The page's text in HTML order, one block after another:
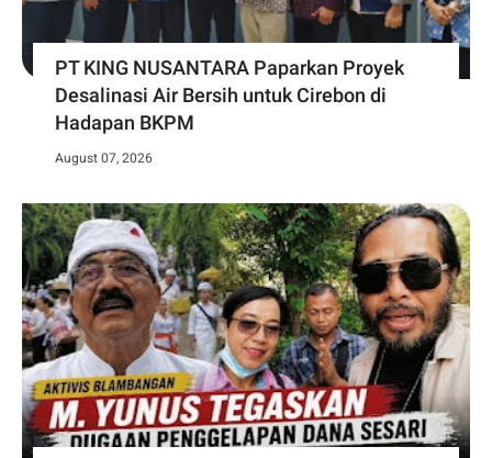
PT KING NUSANTARA Paparkan Proyek
Desalinasi Air Bersih untuk Cirebon di
Hadapan BKPM
August 07, 2026